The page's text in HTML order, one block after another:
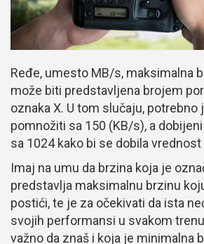
Ređe, umesto MB/s, maksimalna
može biti predstavljena brojem
oznaka X. U tom slučaju, potrebno
pomnožiti sa 150 (KB/s), a
sa 1024 kako bi se dobila
Imaj na umu da brzina koja je
predstavlja maksimalnu brzinu
postići, te je za očekivati da ista
svojih performansi u svakom
važno da znaš i koja je minimalna